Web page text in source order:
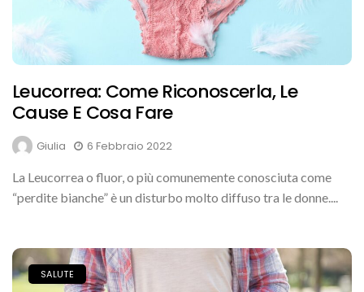
Leucorrea: Come Riconoscerla, Le
Cause E Cosa Fare
Giulia
6 Febbraio 2022
La Leucorrea o fluor, o più comunemente conosciuta come
“perdite bianche” è un disturbo molto diffuso tra le donne....
SALUTE